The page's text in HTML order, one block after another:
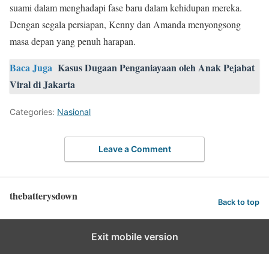
suami dalam menghadapi fase baru dalam kehidupan mereka.
Dengan segala persiapan, Kenny dan Amanda menyongsong
masa depan yang penuh harapan.
Baca Juga Kasus Dugaan Penganiayaan oleh Anak Pejabat
Viral di Jakarta
Categories: Nasional
Leave a Comment
thebatterysdown Back to top
Exit mobile version